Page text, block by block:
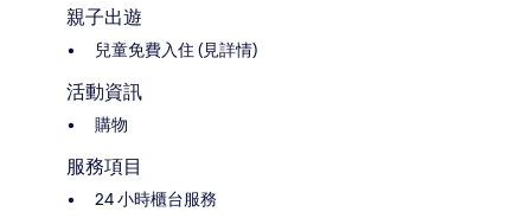
親子出遊
兒童免費入住 (見詳情)
活動資訊
購物
服務項目
24 小時櫃台服務